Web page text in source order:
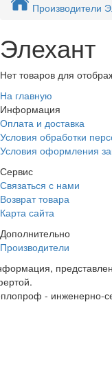
Производители
Элехант
Нет товаров для
На главную
Информация
Оплата и доставка
Условия обработки
Условия оформления
Сервис
Связаться с нами
Возврат товара
Карта сайта
Дополнительно
Производители
- инженерно-